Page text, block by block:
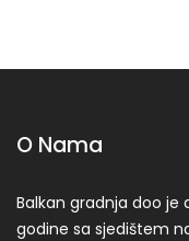
O Nama
Balkan gradnja doo je
godine sa sjedištem